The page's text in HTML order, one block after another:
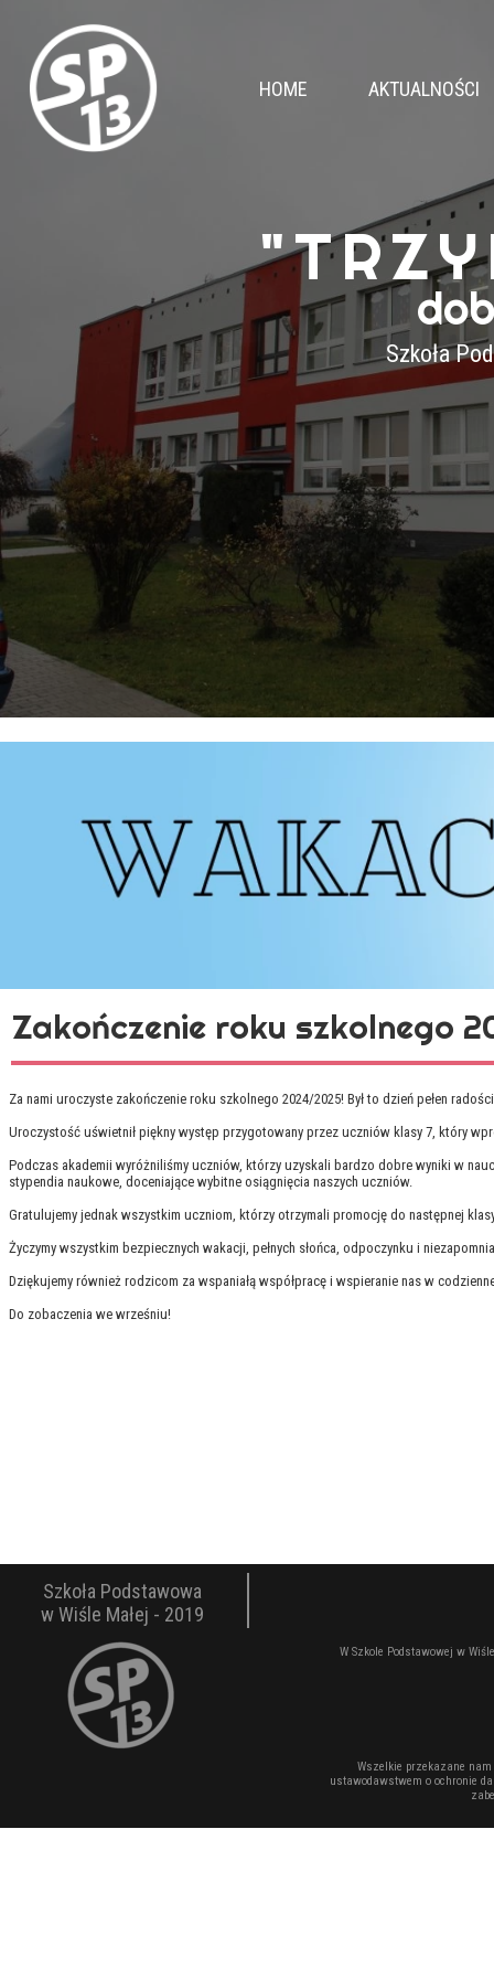
HOME AKTUALNOŚCI
Szkoła
Za nami uroczyste zakończenie roku szkolnego 2024/2025! Był to dzień pełen
Uroczystość uświetnił piękny występ przygotowany przez uczniów klasy 7, który
Podczas akademii wyróżniliśmy uczniów, którzy uzyskali bardzo dobre wyniki w
stypendia naukowe, doceniające wybitne osiągnięcia naszych uczniów.
Gratulujemy jednak wszystkim uczniom, którzy otrzymali promocję do następnej
Życzymy wszystkim bezpiecznych wakacji, pełnych słońca, odpoczynku i
Dziękujemy również rodzicom za wspaniałą współpracę i wspieranie nas w
Do zobaczenia we wrześniu!
Zakończenie roku szkolnego
W Szkole Podstawowej w
Wszelkie przekazane
ustawodawstwem o ochronie
Szkoła Podstawowa
w Wiśle Małej - 2019